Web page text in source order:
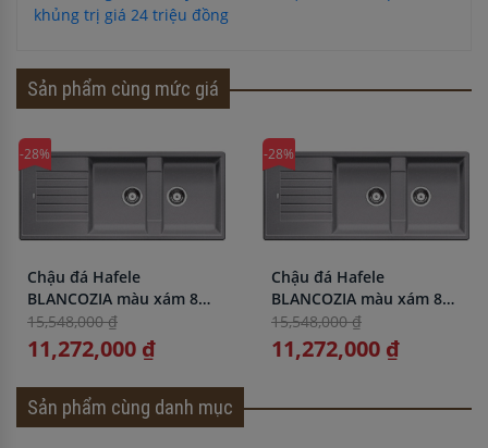
khủng trị giá 24 triệu đồng
Sản phẩm cùng mức giá
-28%
Chậu đá Hafele
BLANCOZIA màu xám 8S
565.76.959
15,548,000 ₫
11,272,000 ₫
-28%
Chậu đá Hafele
BLANCOZIA màu xám 8S
565.76.959
15,548,000 ₫
11,272,000 ₫
Sản phẩm cùng danh mục